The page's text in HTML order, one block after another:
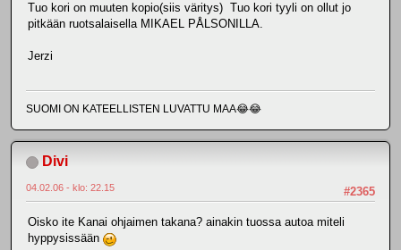
Tuo kori on muuten kopio(siis väritys) Tuo kori tyyli on ollut jo
pitkään ruotsalaisella MIKAEL PÅLSONILLA.
Jerzi
SUOMI ON KATEELLISTEN LUVATTU MAA😂😂
Divi
#2365
04.02.06 - klo: 22.15
Oisko ite Kanai ohjaimen takana? ainakin tuossa autoa miteli
hyppysissään